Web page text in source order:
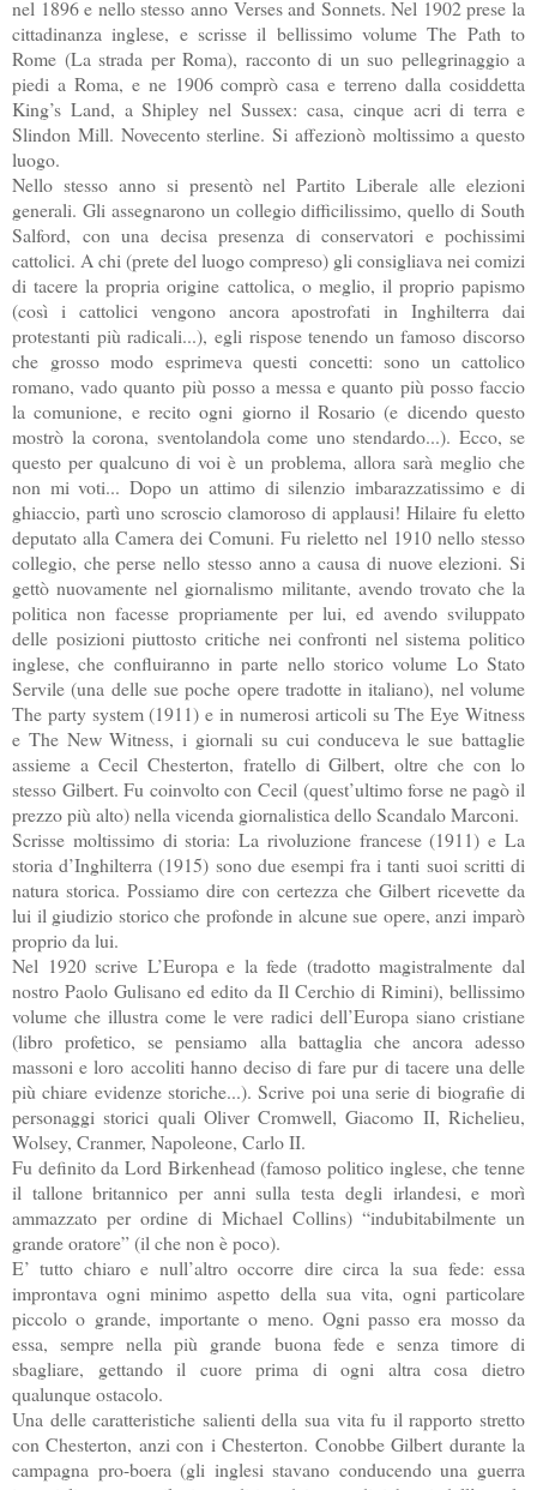
nel 1896 e nello stesso anno Verses and Sonnets. Nel 1902 prese la
cittadinanza inglese, e scrisse il bellissimo volume The Path to
Rome (La strada per Roma), racconto di un suo pellegrinaggio a
piedi a Roma, e ne 1906 comprò casa e terreno dalla cosiddetta
King’s Land, a Shipley nel Sussex: casa, cinque acri di terra e
Slindon Mill. Novecento sterline. Si affezionò moltissimo a questo
luogo.
Nello stesso anno si presentò nel Partito Liberale alle elezioni
generali. Gli assegnarono un collegio difficilissimo, quello di South
Salford, con una decisa presenza di conservatori e pochissimi
cattolici. A chi (prete del luogo compreso) gli consigliava nei comizi
di tacere la propria origine cattolica, o meglio, il proprio papismo
(così i cattolici vengono ancora apostrofati in Inghilterra dai
protestanti più radicali...), egli rispose tenendo un famoso discorso
che grosso modo esprimeva questi concetti: sono un cattolico
romano, vado quanto più posso a messa e quanto più posso faccio
la comunione, e recito ogni giorno il Rosario (e dicendo questo
mostrò la corona, sventolandola come uno stendardo...). Ecco, se
questo per qualcuno di voi è un problema, allora sarà meglio che
non mi voti... Dopo un attimo di silenzio imbarazzatissimo e di
ghiaccio, partì uno scroscio clamoroso di applausi! Hilaire fu eletto
deputato alla Camera dei Comuni. Fu rieletto nel 1910 nello stesso
collegio, che perse nello stesso anno a causa di nuove elezioni. Si
gettò nuovamente nel giornalismo militante, avendo trovato che la
politica non facesse propriamente per lui, ed avendo sviluppato
delle posizioni piuttosto critiche nei confronti nel sistema politico
inglese, che confluiranno in parte nello storico volume Lo Stato
Servile (una delle sue poche opere tradotte in italiano), nel volume
The party system (1911) e in numerosi articoli su The Eye Witness
e The New Witness, i giornali su cui conduceva le sue battaglie
assieme a Cecil Chesterton, fratello di Gilbert, oltre che con lo
stesso Gilbert. Fu coinvolto con Cecil (quest’ultimo forse ne pagò il
prezzo più alto) nella vicenda giornalistica dello Scandalo Marconi.
Scrisse moltissimo di storia: La rivoluzione francese (1911) e La
storia d’Inghilterra (1915) sono due esempi fra i tanti suoi scritti di
natura storica. Possiamo dire con certezza che Gilbert ricevette da
lui il giudizio storico che profonde in alcune sue opere, anzi imparò
proprio da lui.
Nel 1920 scrive L’Europa e la fede (tradotto magistralmente dal
nostro Paolo Gulisano ed edito da Il Cerchio di Rimini), bellissimo
volume che illustra come le vere radici dell’Europa siano cristiane
(libro profetico, se pensiamo alla battaglia che ancora adesso
massoni e loro accoliti hanno deciso di fare pur di tacere una delle
più chiare evidenze storiche...). Scrive poi una serie di biografie di
personaggi storici quali Oliver Cromwell, Giacomo II, Richelieu,
Wolsey, Cranmer, Napoleone, Carlo II.
Fu definito da Lord Birkenhead (famoso politico inglese, che tenne
il tallone britannico per anni sulla testa degli irlandesi, e morì
ammazzato per ordine di Michael Collins) “indubitabilmente un
grande oratore” (il che non è poco).
E’ tutto chiaro e null’altro occorre dire circa la sua fede: essa
improntava ogni minimo aspetto della sua vita, ogni particolare
piccolo o grande, importante o meno. Ogni passo era mosso da
essa, sempre nella più grande buona fede e senza timore di
sbagliare, gettando il cuore prima di ogni altra cosa dietro
qualunque ostacolo.
Una delle caratteristiche salienti della sua vita fu il rapporto stretto
con Chesterton, anzi con i Chesterton. Conobbe Gilbert durante la
campagna pro-boera (gli inglesi stavano conducendo una guerra